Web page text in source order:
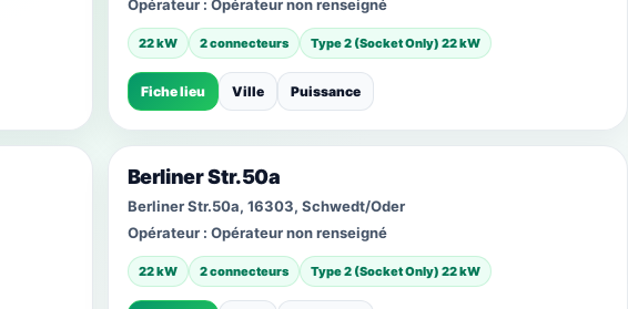
Opérateur : Opérateur non renseigné
22 kW 2 connecteurs Type 2 (Socket Only) 22 kW
Fiche lieu Ville Puissance
Berliner Str.50a
Berliner Str.50a, 16303, Schwedt/Oder
Opérateur : Opérateur non renseigné
22 kW 2 connecteurs Type 2 (Socket Only) 22 kW